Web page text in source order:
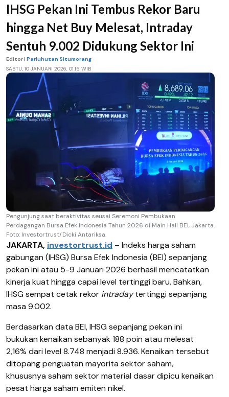
IHSG Pekan Ini Tembus Rekor Baru
hingga Net Buy Melesat, Intraday
Sentuh 9.002 Didukung Sektor Ini
Editor | Parluhutan Situmorang
SABTU, 10 JANUARI 2026, 01.15 WIB
Pengunjung saat beraktivitas seusai Seremoni Pembukaan
Perdagangan Bursa Efek Indonesia Tahun 2026 di Main Hall BEI, Jakarta.
Foto: Investortrust/Dicki Antariksa.
JAKARTA, investortrust.id – Indeks harga saham
gabungan (IHSG) Bursa Efek Indonesia (BEI) sepanjang
pekan ini atau 5-9 Januari 2026 berhasil mencatatkan
kinerja kuat hingga capai level tertinggi baru. Bahkan,
IHSG sempat cetak rekor intradaytertinggi sepanjang
masa 9.002.
Berdasarkan data BEI, IHSG sepanjang pekan ini
bukukan kenaikan sebanyak 188 poin atau melesat
2,16% dari level 8.748 menjadi 8.936. Kenaikan tersebut
ditopang penguatan mayorita sektor saham,
khususnya saham sektor material dasar dipicu kenaikan
pesat harga saham emiten nikel.